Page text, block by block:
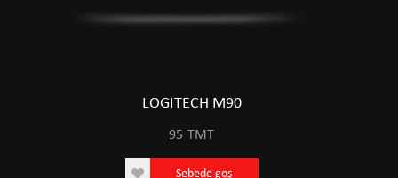
LOGITECH M90
95 TMT
Sebede goş